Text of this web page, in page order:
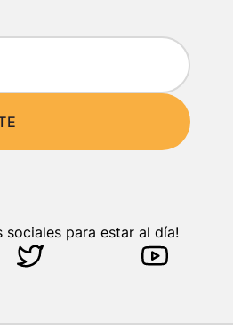
sociales para estar al día!